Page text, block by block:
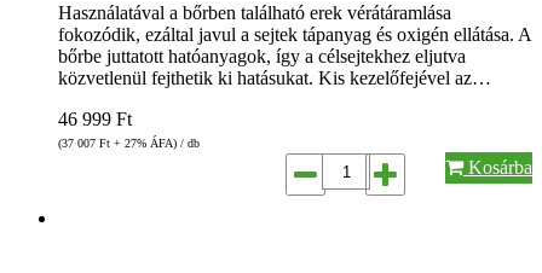
Használatával a bőrben található erek vérátáramlása
fokozódik, ezáltal javul a sejtek tápanyag és oxigén ellátása. A
bőrbe juttatott hatóanyagok, így a célsejtekhez eljutva
közvetlenül fejthetik ki hatásukat. Kis kezelőfejével az…
46 999 Ft
(37 007 Ft + 27% ÁFA) / db
Kosárba